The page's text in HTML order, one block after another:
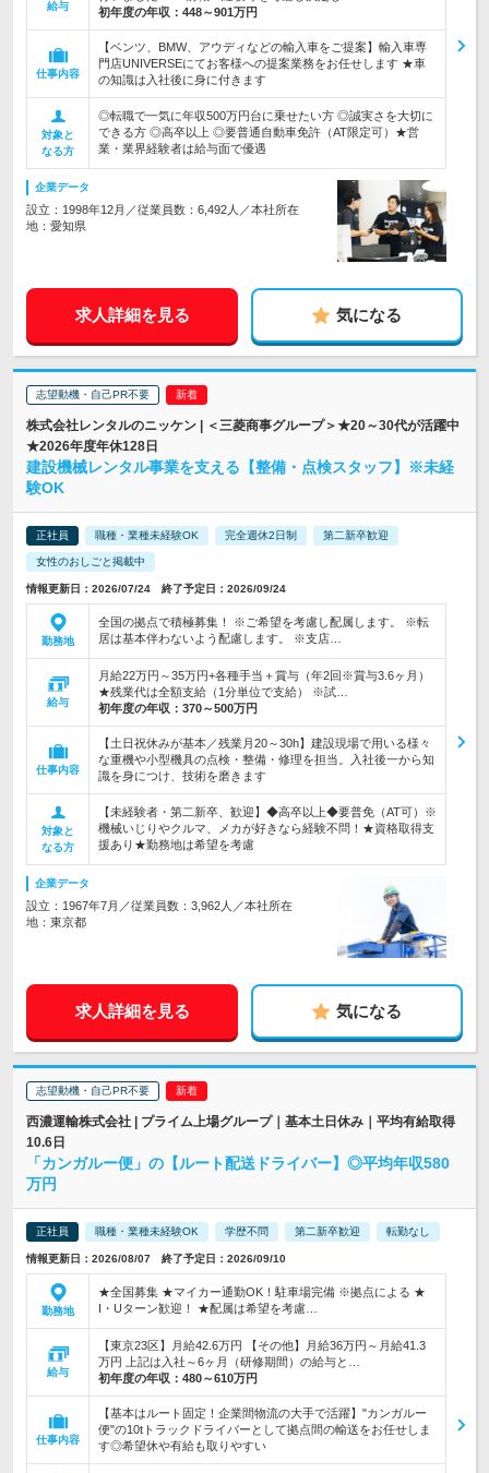
給与
初年度の年収： 448～901万円
仕事内容
【ベンツ、BMW、アウディなどの輸入車をご提案】輸入車専
門店UNIVERSEにてお客様への提案業務をお任せします ★車
の知識は入社後に身に付きます
対象と
なる方
◎転職で一気に年収500万円台に乗せたい方 ◎誠実さを大切に
できる方 ◎高卒以上 ◎要普通自動車免許（AT限定可）★営
業・業界経験者は給与面で優遇
企業データ
設立：1998年12月／従業員数：6,492人／本社所在
地：愛知県
求人詳細を見る 気になる
志望動機・自己PR不要
株式会社レンタルのニッケン | ＜三菱商事グループ＞★20～30代が活躍中
★2026年度年休128日
建設機械レンタル事業を支える【整備・点検スタッフ】※未経
験OK
正社員 職種・業種未経験OK 完全週休2日制 第二新卒歓迎
女性のおしごと掲載中
情報更新日：2026/07/24 終了予定日：2026/09/24
勤務地
全国の拠点で積極募集！ ※ご希望を考慮し配属します。 ※転
居は基本伴わないよう配慮します。 ※支店…
給与
月給22万円～35万円+各種手当＋賞与（年2回※賞与3.6ヶ月）
★残業代は全額支給（1分単位で支給） ※試…
初年度の年収： 370～500万円
仕事内容
【土日祝休みが基本／残業月20～30h】建設現場で用いる様々
な重機や小型機具の点検・整備・修理を担当。入社後一から知
識を身につけ、技術を磨きます
対象と
なる方
【未経験者・第二新卒、歓迎】◆高卒以上◆要普免（AT可）※
機械いじりやクルマ、メカが好きなら経験不問！★資格取得支
援あり★勤務地は希望を考慮
企業データ
設立：1967年7月／従業員数：3,962人／本社所在
地：東京都
求人詳細を見る 気になる
志望動機・自己PR不要
西濃運輸株式会社 | プライム上場グループ｜基本土日休み｜平均有給取得
10.6日
「カンガルー便」の【ルート配送ドライバー】◎平均年収580
万円
正社員 職種・業種未経験OK 学歴不問 第二新卒歓迎 転勤なし
情報更新日：2026/08/07 終了予定日：2026/09/10
勤務地
★全国募集 ★マイカー通勤OK！駐車場完備 ※拠点による ★
I・Uターン歓迎！ ★配属は希望を考慮…
給与
【東京23区】月給42.6万円 【その他】月給36万円～月給41.3
万円 上記は入社～6ヶ月（研修期間）の給与と…
初年度の年収： 480～610万円
仕事内容
【基本はルート固定！企業間物流の大手で活躍】"カンガルー
便"の10tトラックドライバーとして拠点間の輸送をお任せしま
す◎希望休や有給も取りやすい